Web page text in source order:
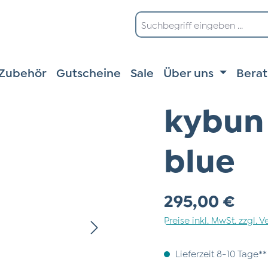
Gutscheine Sale Über uns
kybun
blue
Regulärer Preis:
295,00 €
Preise inkl. MwSt. zzgl.
Lieferzeit 8-10 Tage**